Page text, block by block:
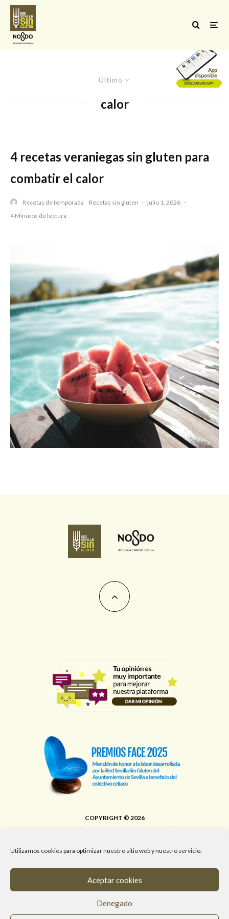
Utilizamos cookies para optimizar nuestro sitio web y nuestro servicio.
Aceptar cookies
Denegado
Último
calor
4 recetas veraniegas sin gluten para
combatir el calor
Recetas de temporada Recetas sin gluten · julio 1, 2026 ·
4 Minutos de lectura
COPYRIGHT © 2026
Aviso legal| Política de privacidad | Cookies
T. 955 472 903 / M. 682 058 961 / #RedSevillaSinGluten
info@redsevillasingluten.org/